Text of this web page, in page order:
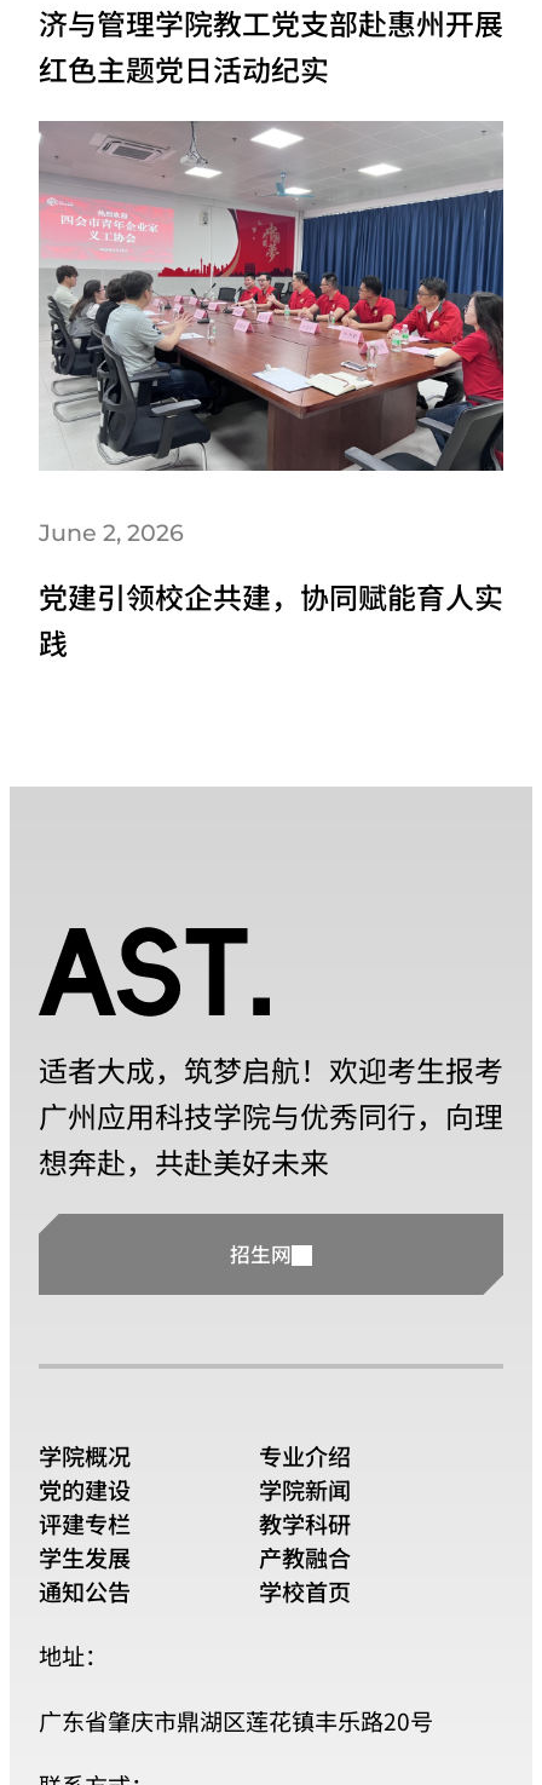
济与管理学院教工党支部赴惠州开展
红色主题党日活动纪实
June 2, 2026
党建引领校企共建，协同赋能育人实
践
适者大成，筑梦启航！欢迎考生报考
广州应用科技学院与优秀同行，向理
想奔赴，共赴美好未来
招生网
地址：
广东省肇庆市鼎湖区莲花镇丰乐路20号
学院概况
专业介绍
党的建设
学院新闻
评建专栏
教学科研
学生发展
产教融合
通知公告
学校首页